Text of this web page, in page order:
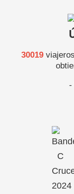
30019
-